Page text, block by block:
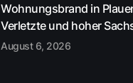
Wohnungsbrand in
Verletzte und hoher
August 6, 2026